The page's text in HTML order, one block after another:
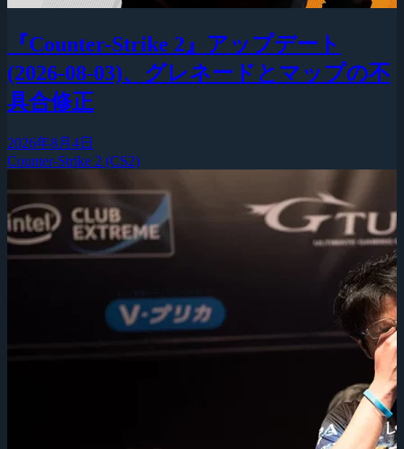
『Counter-Strike 2』アップデート
(2026-08-03)、グレネードとマップの不
具合修正
2026年8月4日
Counter-Strike 2 (CS2)